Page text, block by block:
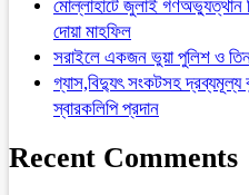
মোল্লাহাটে জুলাই গণঅভ্যুত্থান
দোয়া মাহফিল
সরাইলে একজন ভুয়া পুলিশ ও
গ্যাস,বিদ্যুৎ সংকটসহ দ্রব্যমূল্য
স্বারকলিপি প্রদান
Recent Comments